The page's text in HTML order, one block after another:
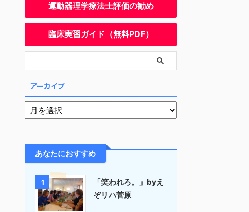
運動器理学療法士評価の勧め
臨床実習ガイド（無料PDF）
アーカイブ
あなたにおすすめ
1
「笑われろ。」byえ
ぞリハ菅原